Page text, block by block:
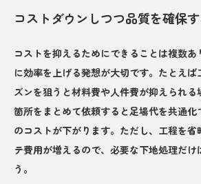
コストダウンしつつ品質を確保
コストを抑えるためにできることは複数
に効率を上げる発想が大切です。たとえば
ズンを狙うと材料費や人件費が抑えられ
箇所をまとめて依頼すると足場代を共通化
のコストが下がります。ただし、工程を
テ費用が増えるので、必要な下地処理だけ
う。